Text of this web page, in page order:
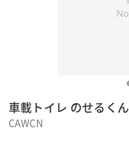
車載トイレ のせるくん
CAWCN